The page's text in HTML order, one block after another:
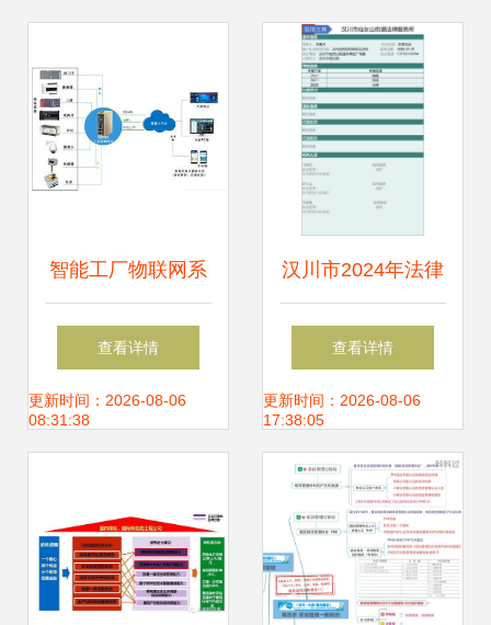
智能工厂物联网系
统快速组网与信息
系统集成服务路径
查看详情
更新时间：2026-08-06
08:31:38
汉川市2024年法律
服务信用信息平台
集成律师、公证与
司法鉴定行业信用
体系
查看详情
更新时间：2026-08-06
17:38:05